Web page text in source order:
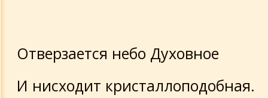
Отверзается небо Духовное
И нисходит кристаллоподобная.